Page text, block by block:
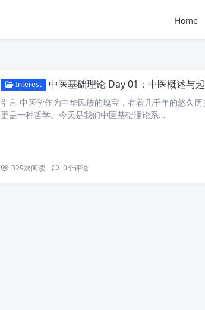
Home
Interest 中医基础理论 Day 01：中医概述与起源（
引言 中医学作为中华民族的瑰宝，有着几千年的悠久历
更是一种哲学。今天是我们中医基础理论系…
329次阅读 0个评论